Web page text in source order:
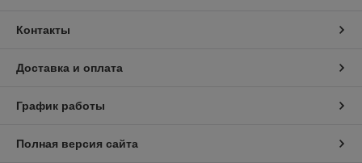
Контакты
Доставка и оплата
График работы
Полная версия сайта